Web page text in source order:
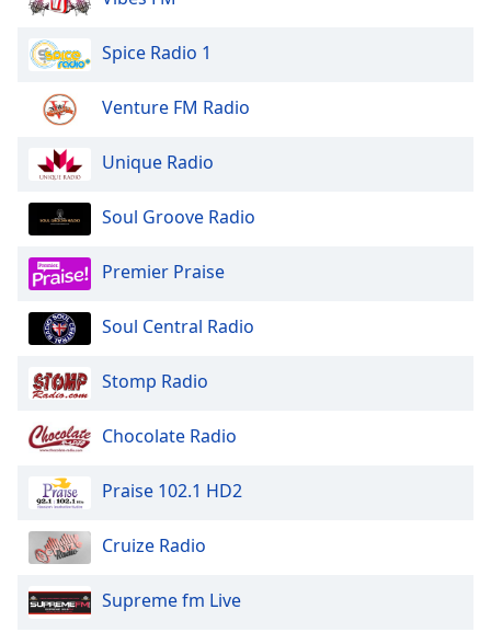
dialog
window.
Escape
cancel
window.
Text
Color
Opacity
Text
Background
Color
Area
Spice Radio 1
Venture FM Radio
Unique Radio
Soul Groove Radio
Premier Praise
Soul Central Radio
Stomp Radio
Chocolate Radio
Praise 102.1 HD2
Cruize Radio
Supreme fm Live